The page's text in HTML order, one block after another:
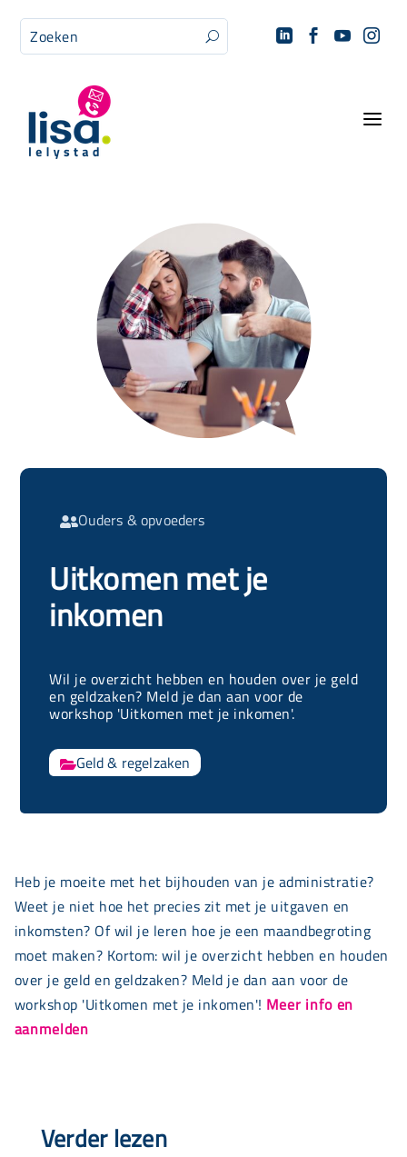
U    
a
Ouders & opvoeders
Uitkomen met je
inkomen
Wil je overzicht hebben en houden over je geld
en geldzaken? Meld je dan aan voor de
workshop 'Uitkomen met je inkomen'.
Geld & regelzaken
Heb je moeite met het bijhouden van je administratie?
Weet je niet hoe het precies zit met je uitgaven en
inkomsten? Of wil je leren hoe je een maandbegroting
moet maken? Kortom: wil je overzicht hebben en houden
over je geld en geldzaken? Meld je dan aan voor de
workshop 'Uitkomen met je inkomen'! Meer info en
aanmelden
Verder lezen